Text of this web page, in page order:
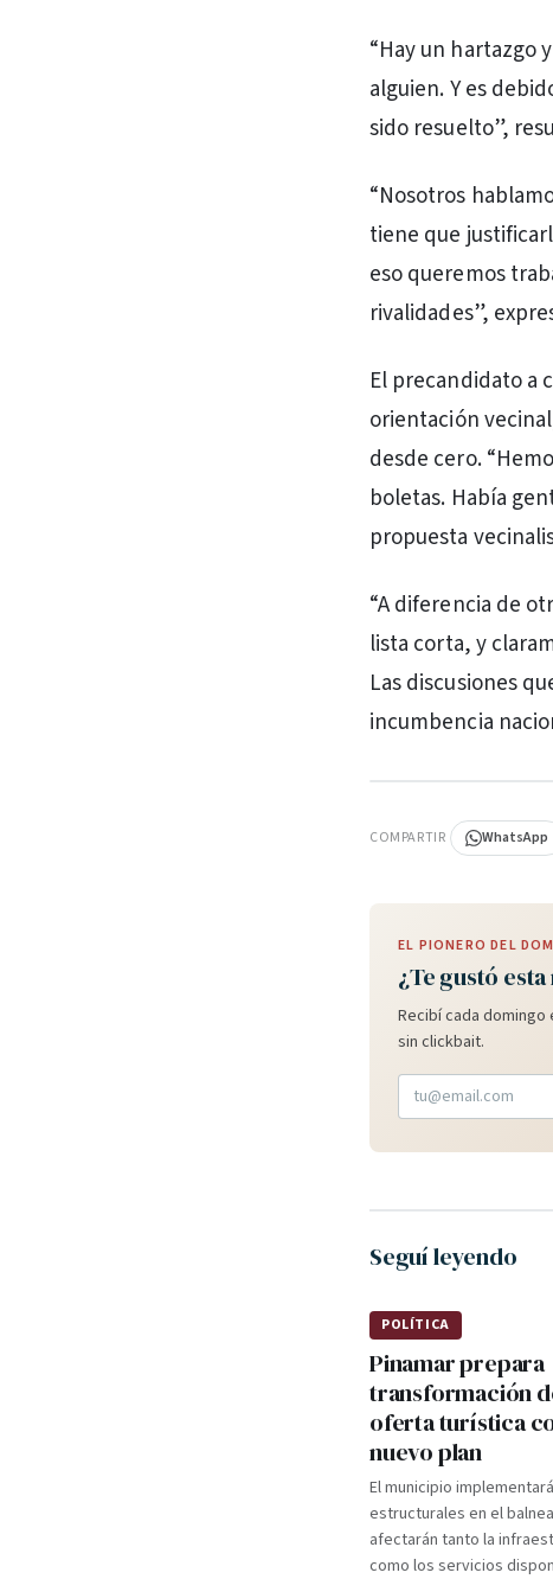
“Hay un hartazgo
alguien. Y es
sido resuelto”,
“Nosotros
tiene que
eso queremos
rivalidades”,
El precandidato a
orientación
desde cero.
boletas. Había
propuesta
“A diferencia de
lista corta, y
Las discusiones
incumbencia
COMPARTIR WhatsApp
EL PIONERO DEL
¿Te gustó esta
Recibí cada domingo
sin clickbait.
Seguí leyendo
POLÍTICA
Pinamar prepara
transformación
oferta turística
nuevo plan
El municipio
estructurales en el
afectarán tanto la
como los servicios